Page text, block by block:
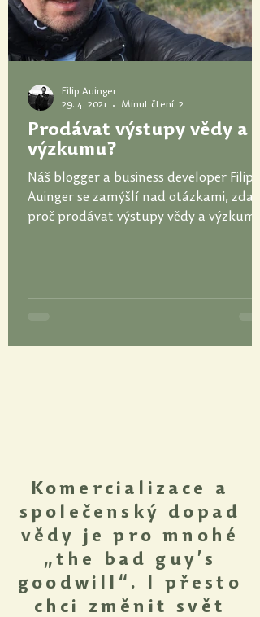
Prodávat výstupy vědy a
výzkumu?
Náš blogger a business developer Filip
Auinger se zamýšlí nad otázkami, zda a
proč prodávat výstupy vědy a výzkumu.
Filip Auinger
29. 4. 2021
Minut čtení: 2
Komercializace a
společenský dopad
vědy je pro mnohé
„the bad guy’s
goodwill“. I přesto
chci změnit svět